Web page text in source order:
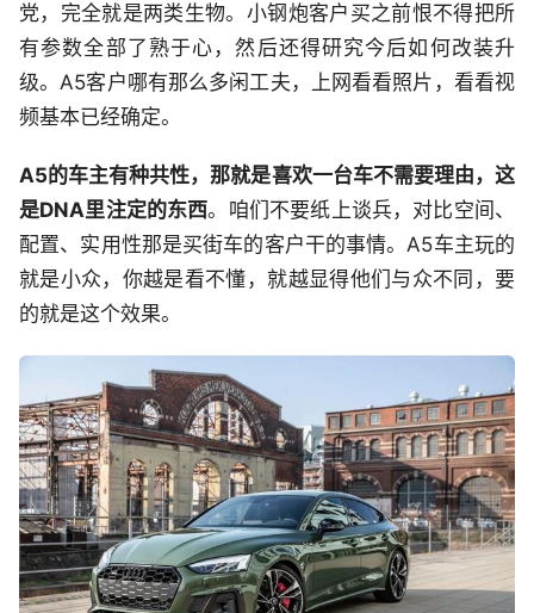
党，完全就是两类生物。小钢炮客户买之前恨不得把所
有参数全部了熟于心，然后还得研究今后如何改装升
级。A5客户哪有那么多闲工夫，上网看看照片，看看视
频基本已经确定。
A5的车主有种共性，那就是喜欢一台车不需要理由，这
是DNA里注定的东西。咱们不要纸上谈兵，对比空间、
配置、实用性那是买街车的客户干的事情。A5车主玩的
就是小众，你越是看不懂，就越显得他们与众不同，要
的就是这个效果。